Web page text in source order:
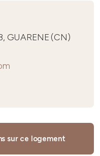
GUARENE (CN)
sur ce logement